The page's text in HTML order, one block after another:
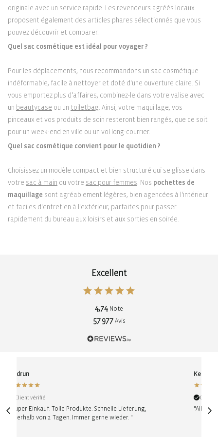
originale avec un service rapide. Les revendeurs agréés locaux
proposent également des articles phares sélectionnés que vous
pouvez découvrir et comparer.
Quel sac cosmétique est idéal pour voyager ?
Pour les déplacements, nous recommandons un sac cosmétique
indéformable, facile à nettoyer et doté d'une ouverture claire. Si
vous emportez plus d'affaires, combinez-le dans votre valise avec
un beautycase ou un toiletbag . Ainsi, votre maquillage, vos
pinceaux et vos produits de soin resteront bien rangés, que ce soit
pour un week-end en ville ou un vol long-courrier.
Quel sac cosmétique convient pour le quotidien ?
Choisissez un modèle compact et bien structuré qui se glisse dans
votre sac à main ou votre sac pour femmes . Nos pochettes de
maquillage sont agréablement légères, bien agencées à l'intérieur
et faciles d'entretien à l'extérieur, parfaites pour passer
rapidement du bureau aux loisirs et aux sorties en soirée.
Excellent
4,74 Note
57 977Avis
Gudrun
Client vérifié
"Super Einkauf. Tolle Produkte. Schnelle Lieferung,
innerhalb von 2 Tagen. Immer gerne wieder. "
Kerstin
Client
"Alles